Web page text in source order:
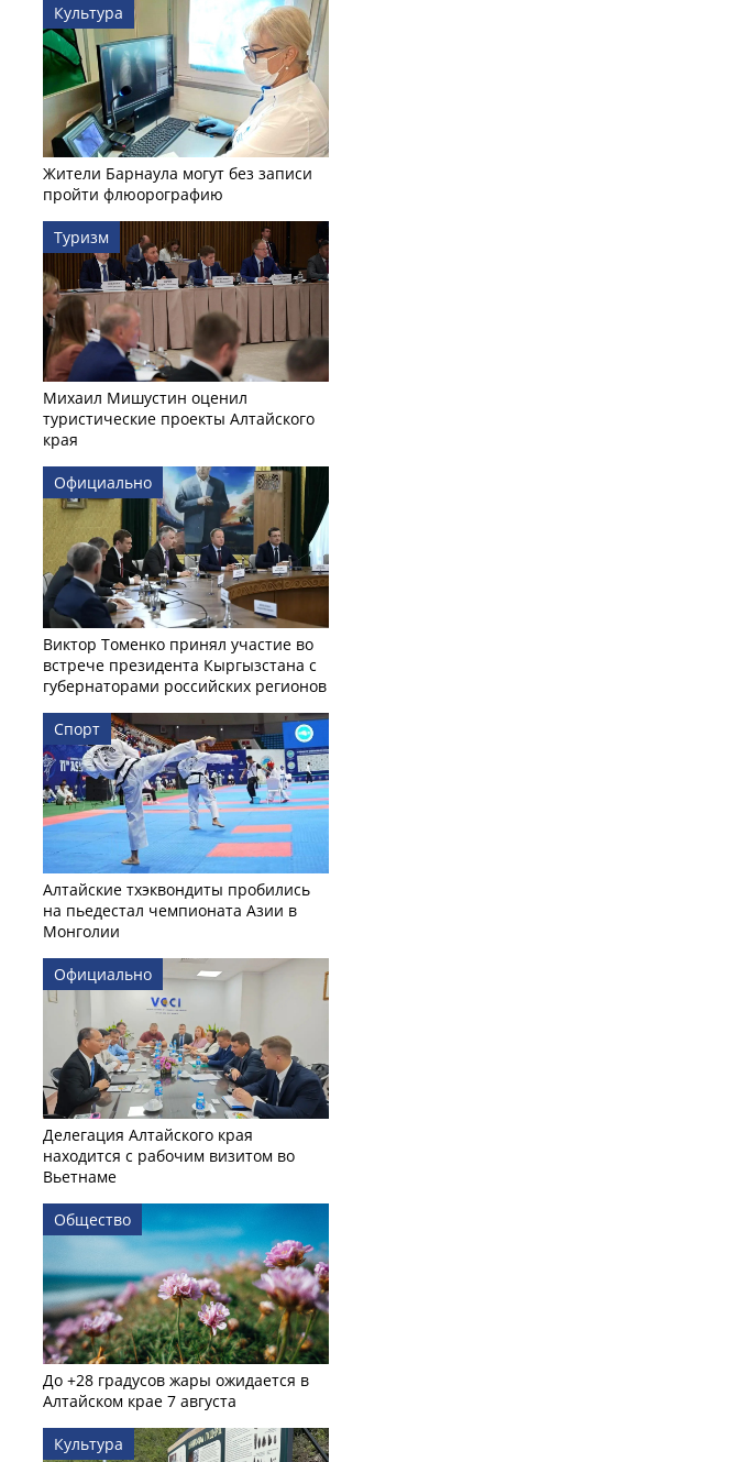
Культура
Жители Барнаула могут без записи
пройти флюорографию
Туризм
Михаил Мишустин оценил
туристические проекты Алтайского
края
Официально
Виктор Томенко принял участие во
встрече президента Кыргызстана с
губернаторами российских регионов
Спорт
Алтайские тхэквондиты пробились
на пьедестал чемпионата Азии в
Монголии
Официально
Делегация Алтайского края
находится с рабочим визитом во
Вьетнаме
Общество
До +28 градусов жары ожидается в
Алтайском крае 7 августа
Культура